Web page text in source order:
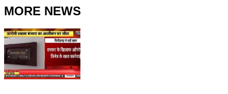
MORE NEWS